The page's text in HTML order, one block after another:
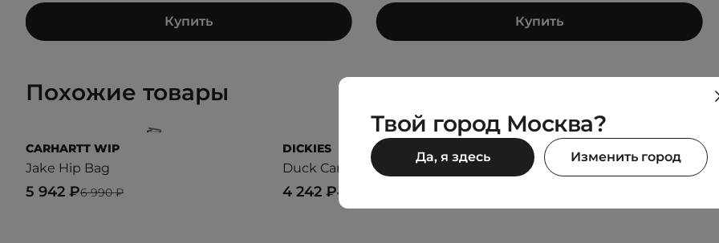
Купить Купить
Похожие товары
CARHARTT WIP
Jake Hip Bag
6 990 ₽
5 942 ₽
DICKIES
Duck Canvas Cross Body Bum Bag
4 990 ₽
4 242 ₽
CARHARTT WIP
Jake Hip Bag
Твой город Москва?
Да, я здесь Изменить город